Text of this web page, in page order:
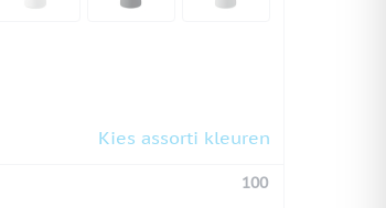
Kies assorti kleuren
100